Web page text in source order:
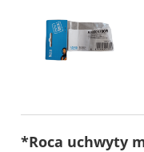
*Roca uchwyty